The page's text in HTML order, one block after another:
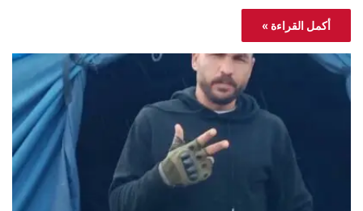
أكمل القراءة »